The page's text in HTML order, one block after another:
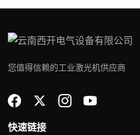
您值得信赖的工业激光机供应商
快速链接